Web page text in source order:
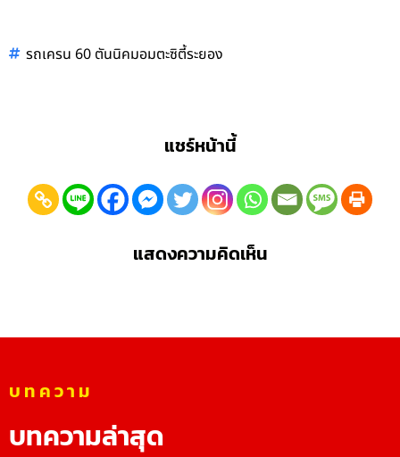
รถเครน 60 ตันนิคมอมตะซิตี้ระยอง
แชร์หน้านี้
แสดงความคิดเห็น
บทความ
บทความล่าสุด